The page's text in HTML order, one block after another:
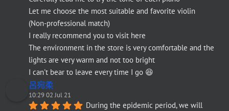
Let me choose the most suitable and favorite violin
(Non-professional match)
I really recommend you to visit here
The environment in the store is very comfortable and the
lights are very warm and not too bright
I can't bear to leave every time I go 😆
呂宛柔
10:29 02 Jul 21
During the epidemic period, we will